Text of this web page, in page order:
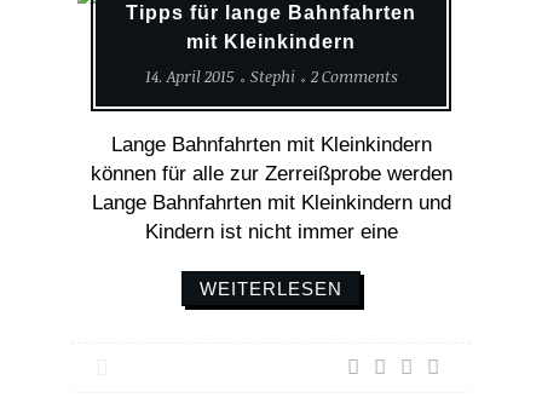
Tipps für lange Bahnfahrten
mit Kleinkindern
14. April 2015 Stephi 2 Comments
Lange Bahnfahrten mit Kleinkindern
können für alle zur Zerreißprobe werden
Lange Bahnfahrten mit Kleinkindern und
Kindern ist nicht immer eine
WEITERLESEN